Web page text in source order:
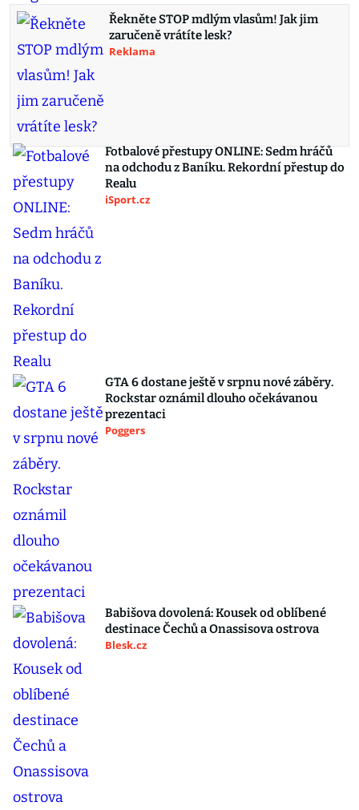
Řekněte STOP mdlým vlasům! Jak jim
zaručeně vrátíte lesk?
Reklama
Fotbalové přestupy ONLINE: Sedm hráčů
na odchodu z Baníku. Rekordní přestup do
Realu
iSport.cz
GTA 6 dostane ještě v srpnu nové záběry.
Rockstar oznámil dlouho očekávanou
prezentaci
Poggers
Babišova dovolená: Kousek od oblíbené
destinace Čechů a Onassisova ostrova
Blesk.cz